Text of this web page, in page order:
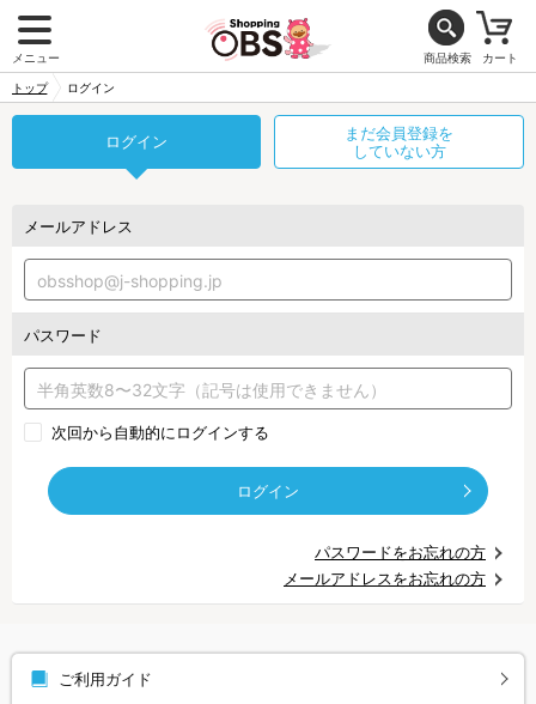
メニュー 商品検索 カート
トップ ログイン
ログイン
まだ会員登録を
していない方
メールアドレス
パスワード
次回から自動的にログインする
ログイン
パスワードをお忘れの方
メールアドレスをお忘れの方
ご利用ガイド